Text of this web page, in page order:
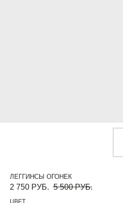
ЛЕГГИНСЫ ОГОНЕК
2 750 РУБ. 5 500 РУБ.